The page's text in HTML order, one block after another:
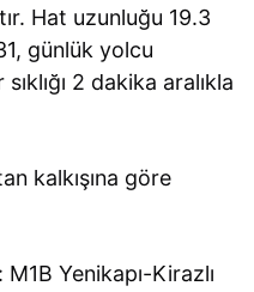
Hat uzunluğu 19.3
günlük yolcu
2 dakika aralıkla
kalkışına göre
Yenikapı-Kirazlı